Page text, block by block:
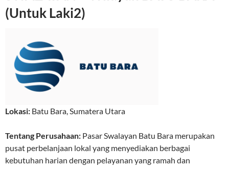
(Untuk Laki2)
Lokasi: Batu Bara,Sumatera Utara
Tentang Perusahaan: Pasar Swalayan Batu Bara merupakan
pusat perbelanjaan lokal yang menyediakan berbagai
kebutuhan harian dengan pelayanan yang ramah dan